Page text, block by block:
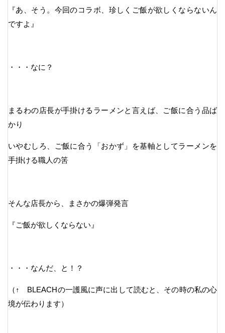
『あ、そう。今回のコラボ、珍しくご飯が欲しくならないん
ですよ』
・・・なに？
まるわの店長が手掛けるラーメンと言えば、ご飯に合う品ば
かり
いやむしろ、ご飯に合う「おかず」を基軸としてラーメンを
手掛ける職人の筈
そんな店長から、まさかの爆弾発言
『ご飯が欲しくならない』
・・・なんだ、と！？
（↑ BLEACHの一護風に声に出して読むと、その時の私の心
境が伝わります）